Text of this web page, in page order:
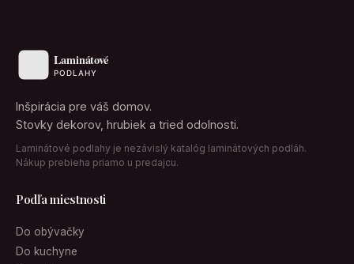
Inšpirácia pre váš domov.
Stovky dekorov, hrubiek a tried odolnosti.
Laminátové podlahy je nezávislý katalóg laminátových podláh.
Nákup prebieha priamo u predajcu.
Podľa miestnosti
Do obývačky
Do kuchyne